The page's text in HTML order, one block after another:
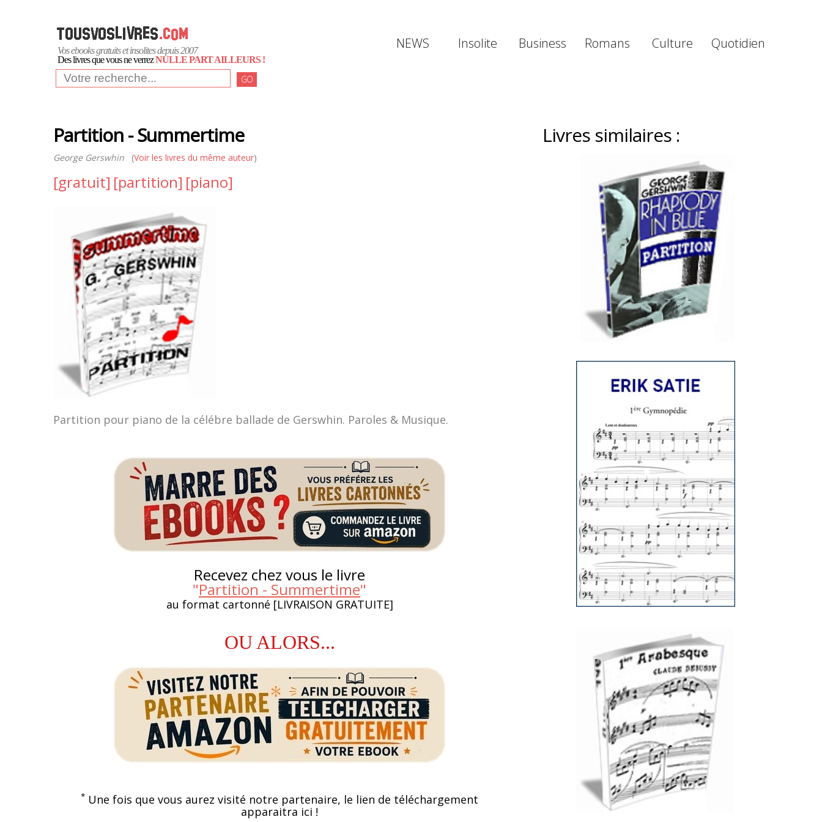
Vos ebooks gratuits et insolites depuis 2007
Des livres que vous ne verrezNULLE PART AILLEURS !
GO
NEWS Insolite Business Romans Culture Quotidien
Partition - Summertime
George Gerswhin (Voir les livres du même auteur)
[gratuit] [partition] [piano]
Partition pour piano de la célébre ballade de Gerswhin. Paroles & Musique.
Recevez chez vous le livre
"Partition - Summertime"
au format cartonné [LIVRAISON GRATUITE]
OU ALORS...
* Une fois que vous aurez visité notre partenaire, le lien de téléchargement
apparaitra ici !
Livres similaires :